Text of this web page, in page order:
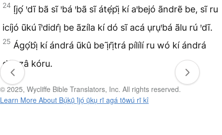
24 Ị́jọ́ ꞌdĩ bã sĩ ꞌbá ꞌbã sĩ átẹ́pị̃ kí aꞌbejó ãndrẽ be, sĩ ru
icíjó ũkú ĩꞌdidrị̂ be ãzíla kí dó sĩ acá ụrụꞌbá ãlu rú ꞌdĩ.
25 Ágọ́bị̂ kí ándrá ũkû be ị̃rị̃trá pílílí ru wó kí ándrá
drị̃nzâ kóru.
© 2025, Wycliffe Bible Translators, Inc. All rights reserved.
Learn More About Bụ́kụ̃ Ị́jọ́ ụ̃kụ rĩ agá tõwú rĩ kî